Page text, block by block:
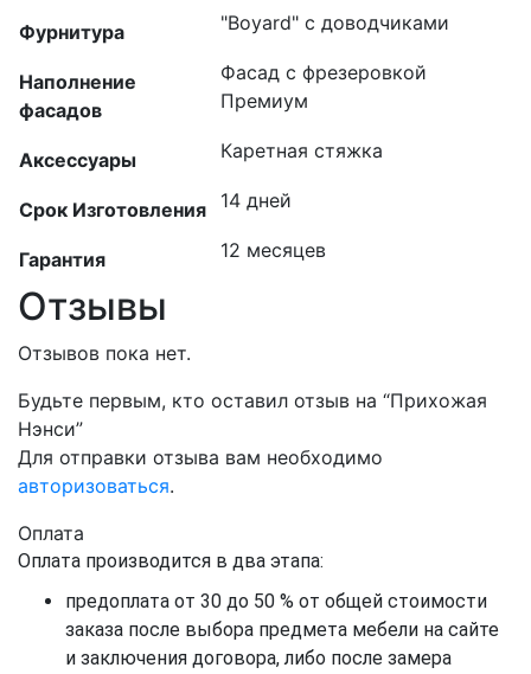
Фурнитура "Boyard" с доводчиками
Наполнение
фасадов
Фасад с фрезеровкой
Премиум
Аксессуары Каретная стяжка
Срок Изготовления 14 дней
Гарантия 12 месяцев
Отзывы
Отзывов пока нет.
Будьте первым, кто оставил отзыв на “Прихожая
Нэнси”
Для отправки отзыва вам необходимо
авторизоваться.
Оплата
Оплата производится в два этапа:
предоплата от 30 до 50 % от общей стоимости
заказа после выбора предмета мебели на сайте
и заключения договора, либо после замера